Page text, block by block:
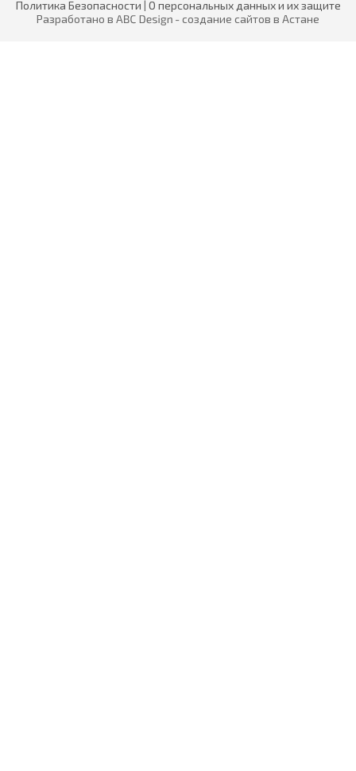
Разработано в - создание сайтов в Астане
Политика Безопасности | О персональных данных и их защите